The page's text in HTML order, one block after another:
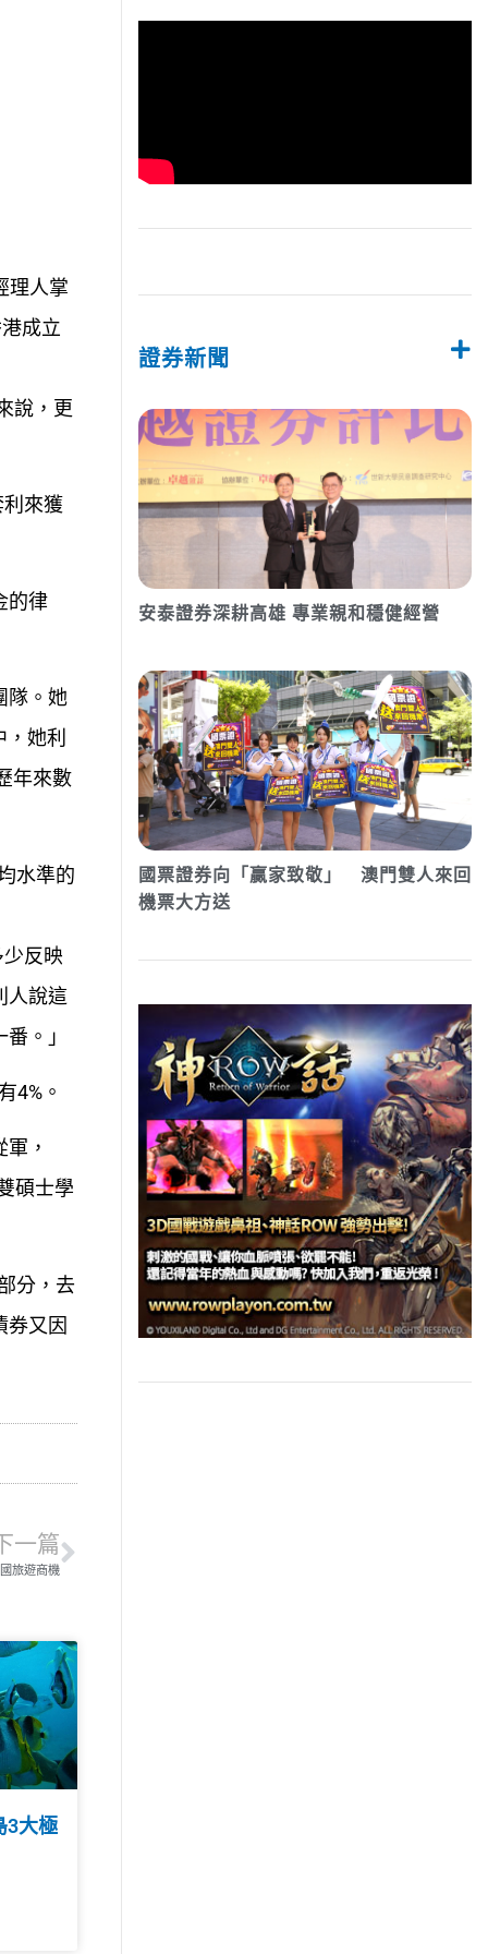
理人掌
成立
說，更
來獲
的律
隊。她
她利
年來數
水準的
反映
人說這
。」
4%。
，
碩士學
分，去
券又因
一篇
旅遊商機
3大極
證券新聞
安泰證券深耕高雄 專業親和穩健經營
國票證券向「贏家致敬」 澳門雙人來回
機票大方送